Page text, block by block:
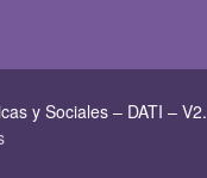
y Sociales – DATI – V2.